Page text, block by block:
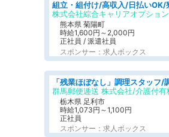
株式会社綜合キャリアオプション
熊本県 菊陽町
時給1,600円～2,000円
正社員 / 派遣社員
スポンサー：求人ボックス
栃木県 足利市
時給1,073円～1,100円
正社員
スポンサー：求人ボックス